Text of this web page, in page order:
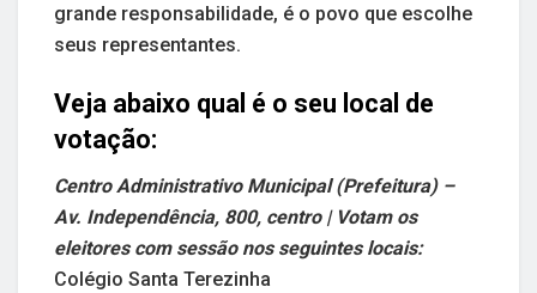
grande responsabilidade, é o povo que escolhe
seus representantes.
Veja abaixo qual é o seu local de
votação:
Centro Administrativo Municipal (Prefeitura) –
Av. Independência, 800, centro | Votam os
eleitores com sessão nos seguintes locais:
Colégio Santa Terezinha